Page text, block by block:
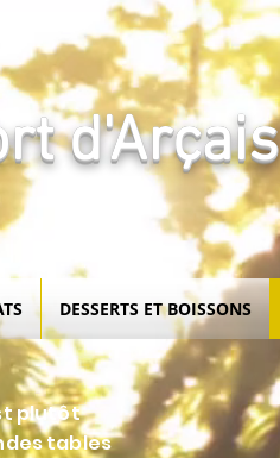
d'Arçais
DESSERTS ET BOISSONS
plutôt
tables